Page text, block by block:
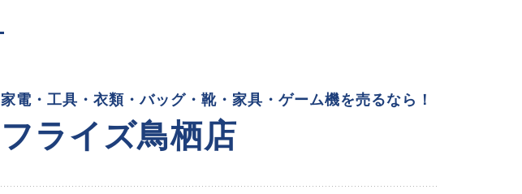
家電・工具・衣類・バッグ・靴・家具・ゲーム機を売るなら！
フライズ鳥栖店